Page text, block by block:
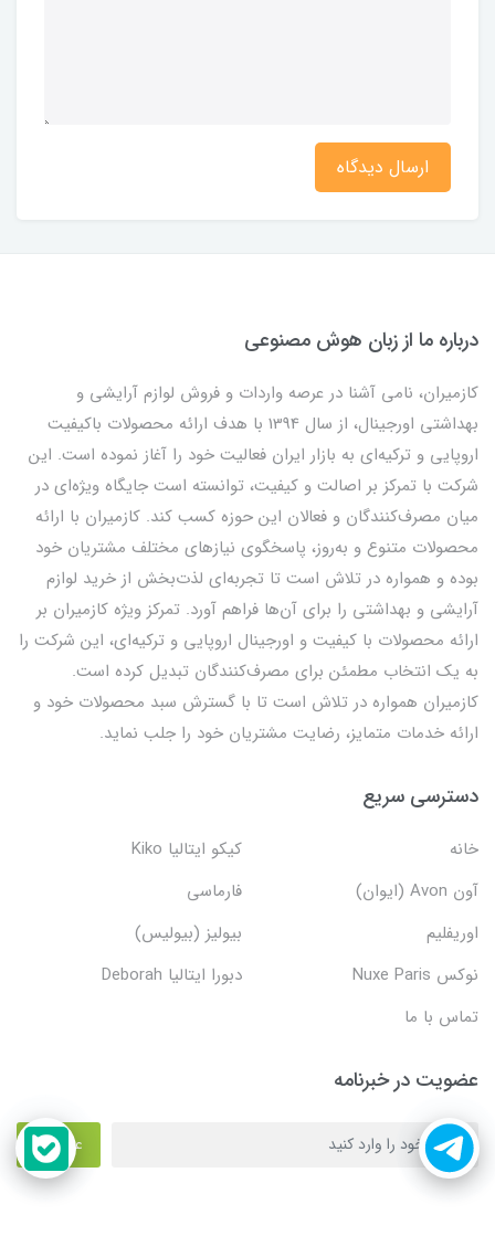
ارسال دیدگاه
درباره ما از زبان هوش مصنوعی
کازمیران، نامی آشنا در عرصه واردات و فروش لوازم آرایشی و
بهداشتی اورجینال، از سال 1394 با هدف ارائه محصولات باکیفیت
اروپایی و ترکیه‌ای به بازار ایران فعالیت خود را آغاز نموده است. این
شرکت با تمرکز بر اصالت و کیفیت، توانسته است جایگاه ویژه‌ای در
میان مصرف‌کنندگان و فعالان این حوزه کسب کند. کازمیران با ارائه
محصولات متنوع و به‌روز، پاسخگوی نیازهای مختلف مشتریان خود
بوده و همواره در تلاش است تا تجربه‌ای لذت‌بخش از خرید لوازم
آرایشی و بهداشتی را برای آن‌ها فراهم آورد. تمرکز ویژه کازمیران بر
ارائه محصولات با کیفیت و اورجینال اروپایی و ترکیه‌ای، این شرکت را
به یک انتخاب مطمئن برای مصرف‌کنندگان تبدیل کرده است.
کازمیران همواره در تلاش است تا با گسترش سبد محصولات خود و
ارائه خدمات متمایز، رضایت مشتریان خود را جلب نماید.
دسترسی سریع
خانه
کیکو ایتالیا Kiko
آون Avon (ایوان)
فارماسی
اوریفلیم
بیولیز (بیولیس)
نوکس Nuxe Paris
دبورا ایتالیا Deborah
تماس با ما
عضویت در خبرنامه
عضویت